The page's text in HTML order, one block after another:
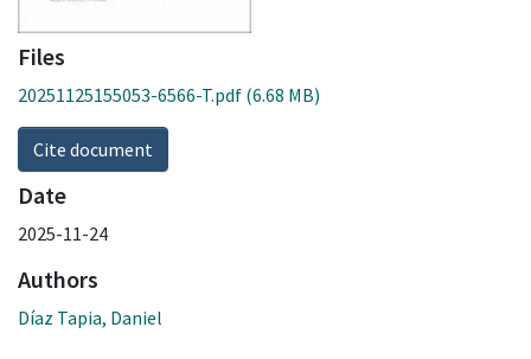
Files
20251125155053-6566-T.pdf (6.68 MB)
Cite document
Date
2025-11-24
Authors
Díaz Tapia, Daniel